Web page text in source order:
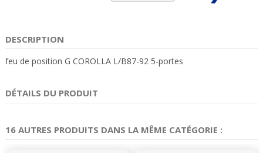
DESCRIPTION
feu de position G COROLLA L/B87-92 5-portes
DÉTAILS DU PRODUIT
16 AUTRES PRODUITS DANS LA MÊME CATÉGORIE :